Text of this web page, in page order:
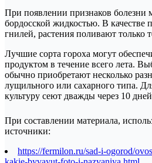
При появлении признаков болезни
бордосской жидкостью. В качестве
гнилей, растения поливают только
Лучшие сорта гороха могут
продуктом в течение всего лета.
обычно приобретают несколько
лущильного или сахарного типа.
культуру сеют дважды через 10
При составлении материала,
источники:
https://fermilon.ru/sad-i-ogorod/